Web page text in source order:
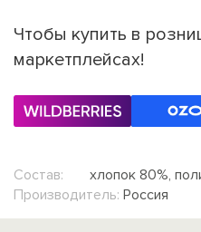
Чтобы купить в
маркетплейсах!
Состав:
хлопок 80%,
Производитель: Россия